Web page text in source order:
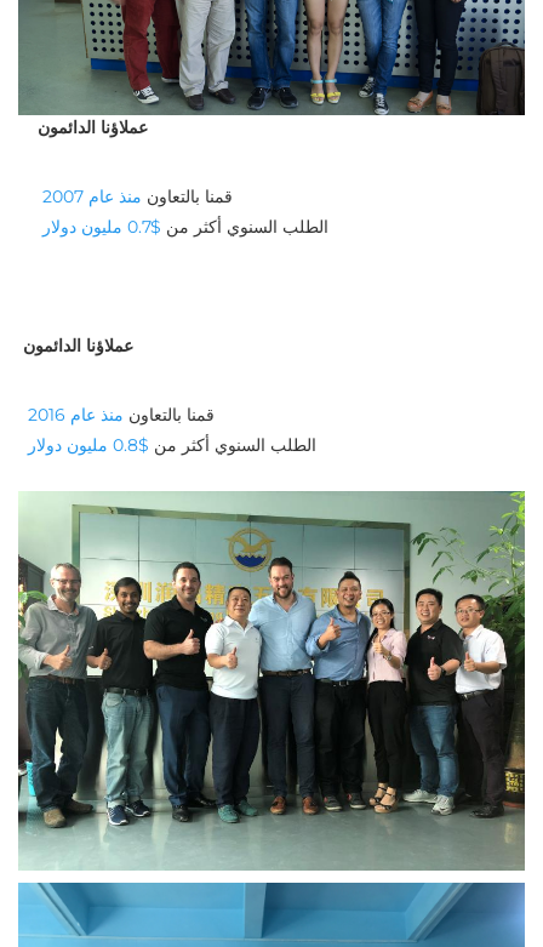
عملاؤنا الدائمون
قمنا بالتعاون منذ عام 2007
الطلب السنوي أكثر من $0.7 مليون دولار
عملاؤنا الدائمون
قمنا بالتعاون منذ عام 2016
الطلب السنوي أكثر من $0.8 مليون دولار